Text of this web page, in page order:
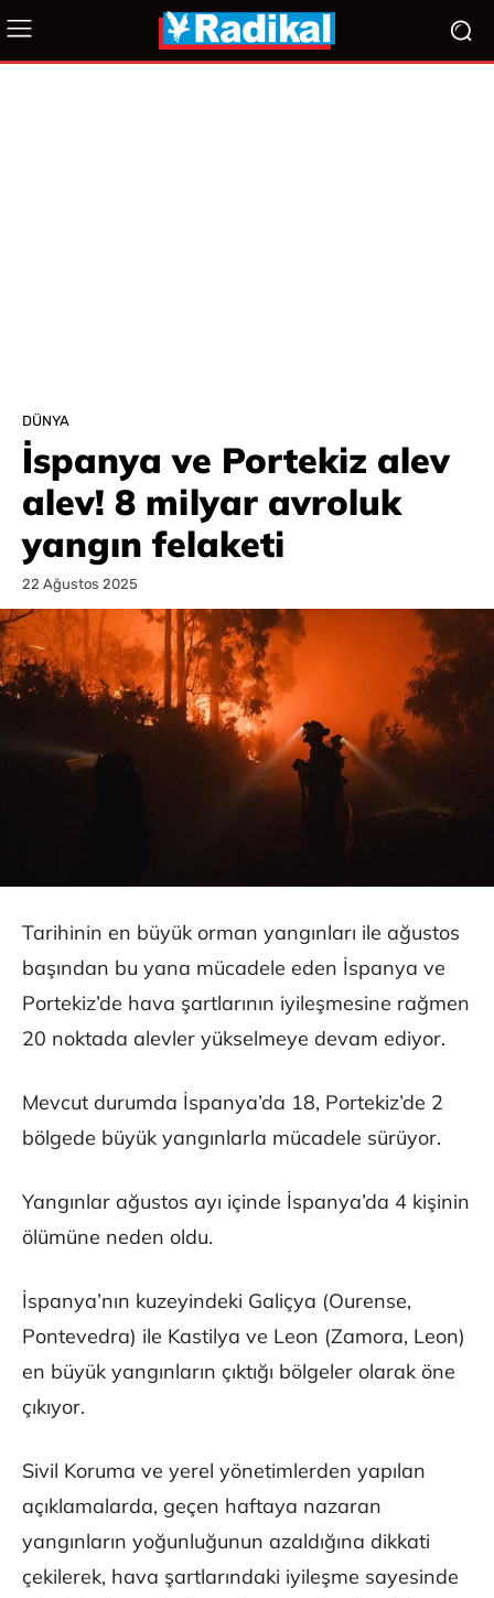
DÜNYA
İspanya ve Portekiz alev
alev! 8 milyar avroluk
yangın felaketi
22 Ağustos 2025
Tarihinin en büyük orman yangınları ile ağustos
başından bu yana mücadele eden İspanya ve
Portekiz’de hava şartlarının iyileşmesine rağmen
20 noktada alevler yükselmeye devam ediyor.
Mevcut durumda İspanya’da 18, Portekiz’de 2
bölgede büyük yangınlarla mücadele sürüyor.
Yangınlar ağustos ayı içinde İspanya’da 4 kişinin
ölümüne neden oldu.
İspanya’nın kuzeyindeki Galiçya (Ourense,
Pontevedra) ile Kastilya ve Leon (Zamora, Leon)
en büyük yangınların çıktığı bölgeler olarak öne
çıkıyor.
Sivil Koruma ve yerel yönetimlerden yapılan
açıklamalarda, geçen haftaya nazaran
yangınların yoğunluğunun azaldığına dikkati
çekilerek, hava şartlarındaki iyileşme sayesinde